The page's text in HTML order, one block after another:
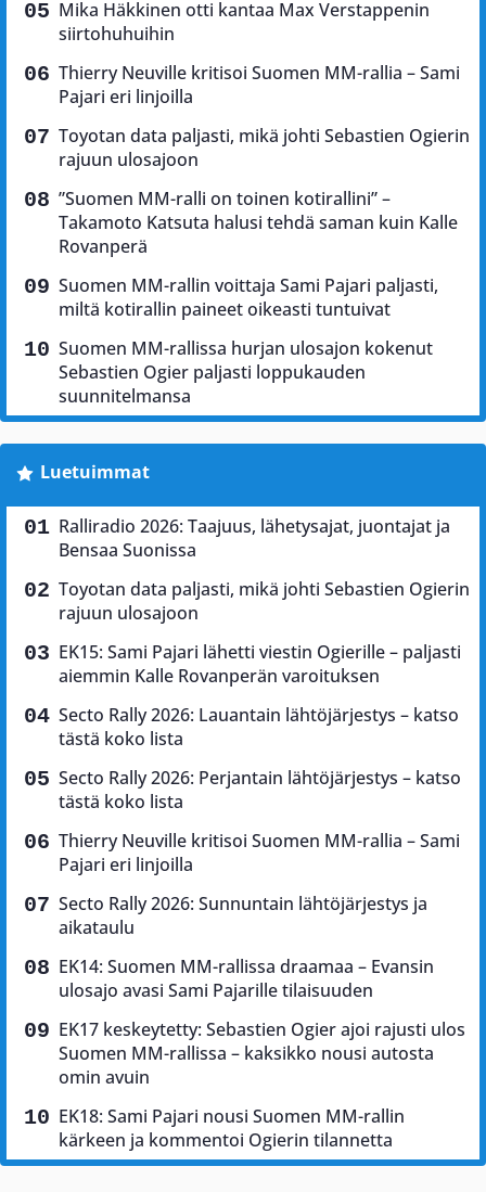
Mika Häkkinen otti kantaa Max Verstappenin
siirtohuhuihin
Thierry Neuville kritisoi Suomen MM-rallia – Sami
Pajari eri linjoilla
Toyotan data paljasti, mikä johti Sebastien Ogierin
rajuun ulosajoon
”Suomen MM-ralli on toinen kotirallini” –
Takamoto Katsuta halusi tehdä saman kuin Kalle
Rovanperä
Suomen MM-rallin voittaja Sami Pajari paljasti,
miltä kotirallin paineet oikeasti tuntuivat
Suomen MM-rallissa hurjan ulosajon kokenut
Sebastien Ogier paljasti loppukauden
suunnitelmansa
Luetuimmat
Ralliradio 2026: Taajuus, lähetysajat, juontajat ja
Bensaa Suonissa
Toyotan data paljasti, mikä johti Sebastien Ogierin
rajuun ulosajoon
EK15: Sami Pajari lähetti viestin Ogierille – paljasti
aiemmin Kalle Rovanperän varoituksen
Secto Rally 2026: Lauantain lähtöjärjestys – katso
tästä koko lista
Secto Rally 2026: Perjantain lähtöjärjestys – katso
tästä koko lista
Thierry Neuville kritisoi Suomen MM-rallia – Sami
Pajari eri linjoilla
Secto Rally 2026: Sunnuntain lähtöjärjestys ja
aikataulu
EK14: Suomen MM-rallissa draamaa – Evansin
ulosajo avasi Sami Pajarille tilaisuuden
EK17 keskeytetty: Sebastien Ogier ajoi rajusti ulos
Suomen MM-rallissa – kaksikko nousi autosta
omin avuin
EK18: Sami Pajari nousi Suomen MM-rallin
kärkeen ja kommentoi Ogierin tilannetta